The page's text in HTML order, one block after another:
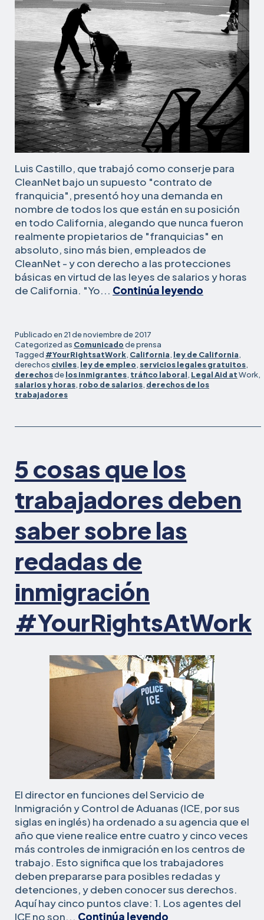
Luis Castillo, que trabajó como conserje para
CleanNet bajo un supuesto "contrato de
franquicia", presentó hoy una demanda en
nombre de todos los que están en su posición
en todo California, alegando que nunca fueron
realmente propietarios de "franquicias" en
absoluto, sino más bien, empleados de
CleanNet - y con derecho a las protecciones
básicas en virtud de las leyes de salarios y horas
de California. "Yo... Continúa leyendo
CleanNet,
alegando
violaciones
salarios
laboral
Publicado en 21 de noviembre de 2017
Categorized as Comunicadode prensa
Tagged #YourRightsatWork, California, ley de California,
derechos civiles, ley de empleo, servicios legales gratuitos,
derechosdelos inmigrantes, tráfico laboral, Legal Aid atWork,
salarios y horas, robo de salarios, derechos de los
trabajadores
5 cosas que los
trabajadores deben
saber sobre las
redadas de
inmigración
#YourRightsAtWork
El director en funciones del Servicio de
Inmigración y Control de Aduanas (ICE, por sus
siglas en inglés) ha ordenado a su agencia que el
año que viene realice entre cuatro y cinco veces
más controles de inmigración en los centros de
trabajo. Esto significa que los trabajadores
deben prepararse para posibles redadas y
detenciones, y deben conocer sus derechos.
Aquí hay cinco puntos clave: 1. Los agentes del
ICE no son... Continúa leyendo